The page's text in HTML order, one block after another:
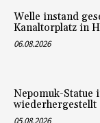
Welle instand
Kanaltorplatz in
06.08.2026
Nepomuk-Statue
wiederhergestellt
05.08.2026